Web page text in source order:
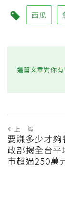
西瓜
這篇文章對你
上一篇
要賺多少才
政部揭全台
市超過250萬